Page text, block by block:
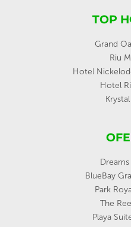
TOP
Grand
Riu
Hotel
Hotel
BlueBay
Park
The
Playa